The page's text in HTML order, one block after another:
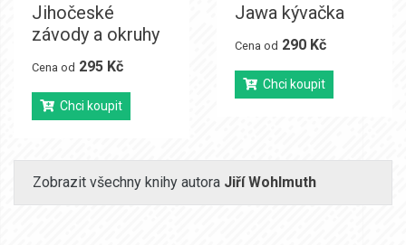
Jihočeské
závody a okruhy
Cena od 295 Kč
Chci koupit
Jawa kývačka
Cena od 290 Kč
Chci koupit
Zobrazit všechny knihy autora Jiří Wohlmuth